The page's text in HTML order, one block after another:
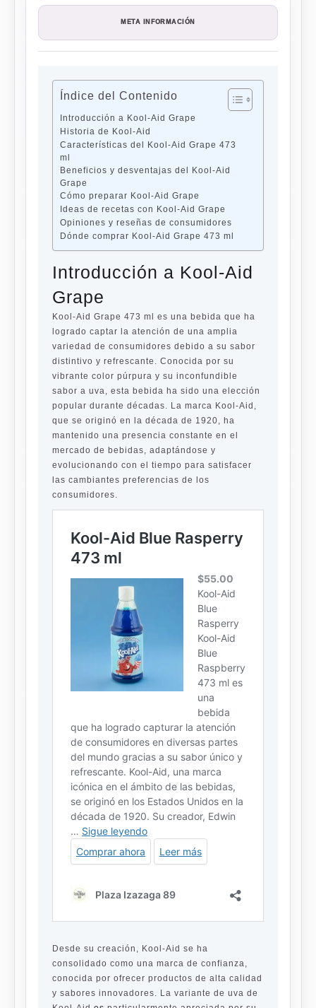
META INFORMACIÓN
Índice del Contenido
Introducción a Kool-Aid Grape
Historia de Kool-Aid
Características del Kool-Aid Grape 473
ml
Beneficios y desventajas del Kool-Aid
Grape
Cómo preparar Kool-Aid Grape
Ideas de recetas con Kool-Aid Grape
Opiniones y reseñas de consumidores
Dónde comprar Kool-Aid Grape 473 ml
Introducción a Kool-Aid
Grape
Kool-Aid Grape 473 ml es una bebida que ha
logrado captar la atención de una amplia
variedad de consumidores debido a su sabor
distintivo y refrescante. Conocida por su
vibrante color púrpura y su inconfundible
sabor a uva, esta bebida ha sido una elección
popular durante décadas. La marca Kool-Aid,
que se originó en la década de 1920, ha
mantenido una presencia constante en el
mercado de bebidas, adaptándose y
evolucionando con el tiempo para satisfacer
las cambiantes preferencias de los
consumidores.
Desde su creación, Kool-Aid se ha
consolidado como una marca de confianza,
conocida por ofrecer productos de alta calidad
y sabores innovadores. La variante de uva de